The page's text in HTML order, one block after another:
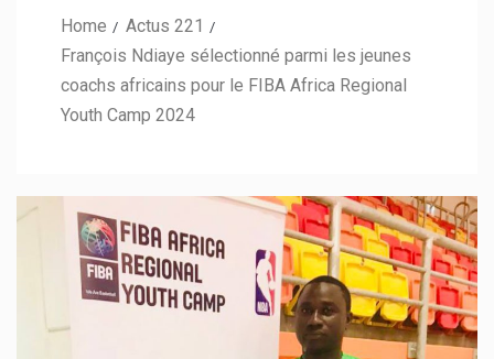
Home
Actus 221
François Ndiaye sélectionné parmi les jeunes
coachs africains pour le FIBA Africa Regional
Youth Camp 2024